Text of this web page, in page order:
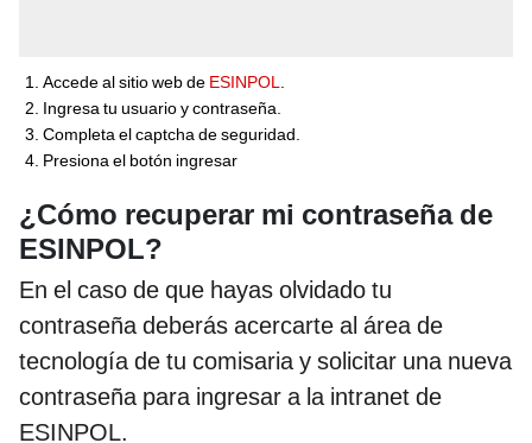
Accede al sitio web de ESINPOL.
Ingresa tu usuario y contraseña.
Completa el captcha de seguridad.
Presiona el botón ingresar
¿Cómo recuperar mi contraseña de
ESINPOL?
En el caso de que hayas olvidado tu
contraseña deberás acercarte al área de
tecnología de tu comisaria y solicitar una nueva
contraseña para ingresar a la intranet de
ESINPOL.